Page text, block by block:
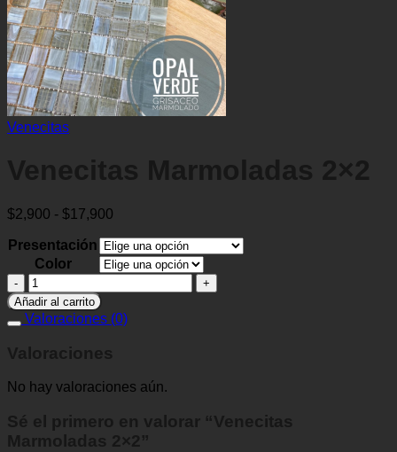
Venecitas
Venecitas Marmoladas 2×2
$2,900 - $17,900
precios:
desde
$2,900
hasta
Presentación
Color
Venecitas
Marmoladas
2x2
cantidad
Añadir al carrito
Valoraciones (0)
Valoraciones
No hay valoraciones aún.
Sé el primero en valorar “Venecitas
Marmoladas 2×2”